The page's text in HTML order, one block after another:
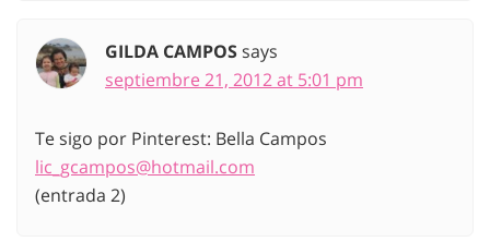
GILDA CAMPOSsays
septiembre 21, 2012 at 5:01 pm
Te sigo por Pinterest: Bella Campos
lic_gcampos@hotmail.com
(entrada 2)